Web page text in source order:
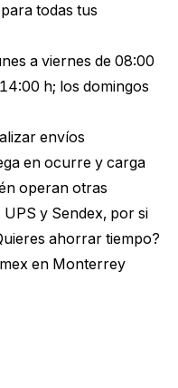
todas tus
a viernes de 08:00
h; los domingos
envíos
en ocurre y carga
operan otras
y Sendex, por si
ahorrar tiempo?
en Monterrey